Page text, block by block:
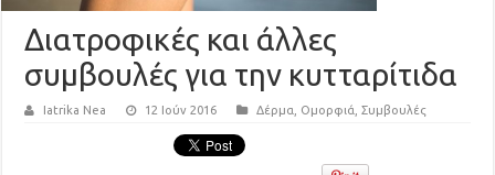
Διατροφικές και άλλες
συμβουλές για την κυτταρίτιδα
Iatrika Nea 12 Ιούν 2016 Δέρμα Ομορφιά ,Συμβουλές